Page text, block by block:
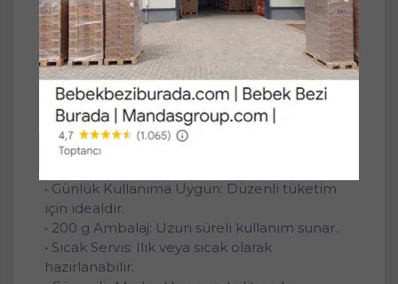
Kolay hazırlanabilir yapısı sayesinde günlük
kullanımda rahatlık sağlar. 200 g ambalajı ile
uzun süreli kullanım imkânı sunar.
Ürün Özellikleri:
• Kimyon & Rezene İçeriği: Bitkisel çay
karışımı.
• Toz Form: Kolay hazırlanır, pratik kullanım
• Günlük Kullanıma Uygun: Düzenli tüketim
için idealdir.
• 200 g Ambalaj: Uzun süreli kullanım sunar.
• Sıcak Servis: Ilık veya sıcak olarak
hazırlanabilir.